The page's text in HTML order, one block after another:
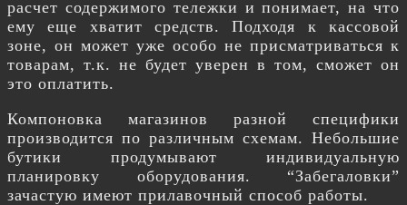
расчет содержимого тележки и понимает, на что
ему еще хватит средств. Подходя к кассовой
зоне, он может уже особо не присматриваться к
товарам, т.к. не будет уверен в том, сможет он
это оплатить.
Компоновка магазинов разной специфики
производится по различным схемам. Небольшие
бутики продумывают индивидуальную
планировку оборудования. “Забегаловки”
зачастую имеют прилавочный способ работы.